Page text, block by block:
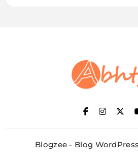
Blogzee - Blog